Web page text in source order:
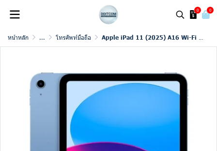
0 0
หน้าหลัก ... โทรศัพท์มือถือ Apple iPad 11 (2025) A16 Wi-Fi + Cellular (11th Gen)